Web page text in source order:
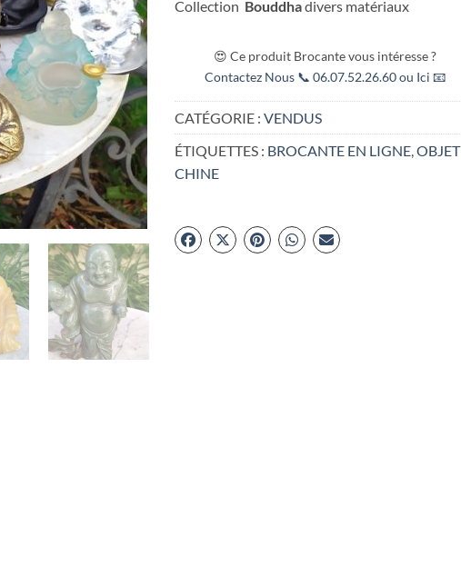
Collection Bouddhadivers matériaux
😍 Ce produit Brocante vous intéresse ?
Contactez Nous 📞 06.07.52.26.60 ou Ici 📧
CATÉGORIE : VENDUS
ÉTIQUETTES : BROCANTE EN LIGNE,OBJET
CHINE